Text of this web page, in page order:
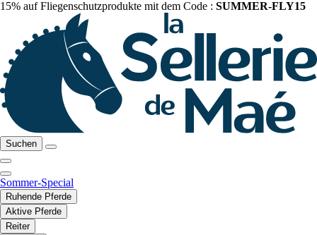
15% auf Fliegenschutzprodukte mit dem Code : SUMMER-FLY15
Suchen
Sommer-Special
Ruhende Pferde
Aktive Pferde
Reiter